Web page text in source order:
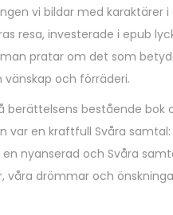
vi bildar med
resa, investerade i epub
man pratar om det som
och förräderi.
berättelsens bestående
var en kraftfull Svåra
nyanserad och Svåra
våra drömmar och